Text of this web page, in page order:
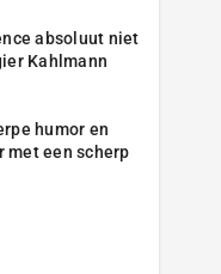
absoluut niet
Kahlmann
humor en
met een scherp